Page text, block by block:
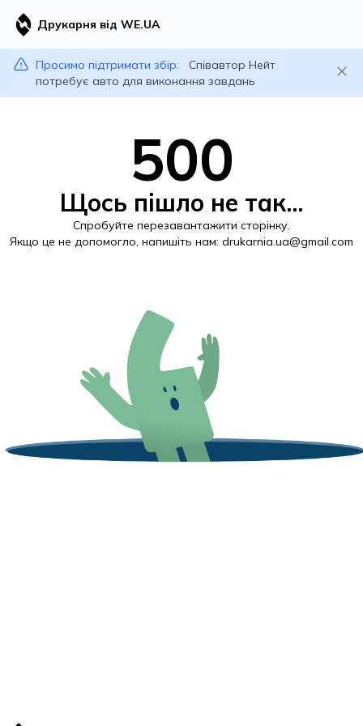
Друкарня від WE.UA
Просимо підтримати збір:
Співавтор Нейт
потребує авто для виконання завдань
500
Щось пішло не так...
Спробуйте перезавантажити сторінку.
Якщо це не допомогло, напишіть нам: drukarnia.ua@gmail.com